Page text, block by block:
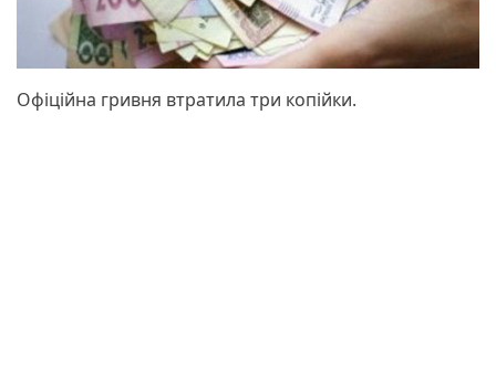
Офіційна гривня втратила три копійки.